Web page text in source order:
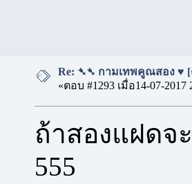
Re: ➴➴ กามเทพคูณสอง ♥ [
«ตอบ #1293 เมื่อ14-07-2017
ถ้าสองแฝด
555